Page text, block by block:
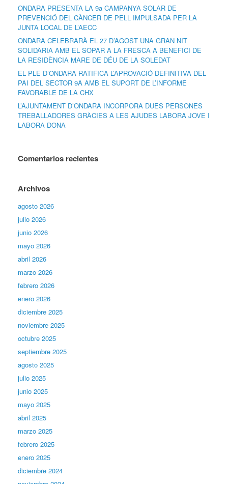
ONDARA PRESENTA LA 9a CAMPANYA SOLAR DE
PREVENCIÓ DEL CÀNCER DE PELL IMPULSADA PER LA
JUNTA LOCAL DE L’AECC
ONDARA CELEBRARÀ EL 27 D’AGOST UNA GRAN NIT
SOLIDÀRIA AMB EL SOPAR A LA FRESCA A BENEFICI DE
LA RESIDÈNCIA MARE DE DÉU DE LA SOLEDAT
EL PLE D’ONDARA RATIFICA L’APROVACIÓ DEFINITIVA DEL
PAI DEL SECTOR 9A AMB EL SUPORT DE L’INFORME
FAVORABLE DE LA CHX
L’AJUNTAMENT D’ONDARA INCORPORA DUES PERSONES
TREBALLADORES GRÀCIES A LES AJUDES LABORA JOVE I
LABORA DONA
Comentarios recientes
Archivos
agosto 2026
julio 2026
junio 2026
mayo 2026
abril 2026
marzo 2026
febrero 2026
enero 2026
diciembre 2025
noviembre 2025
octubre 2025
septiembre 2025
agosto 2025
julio 2025
junio 2025
mayo 2025
abril 2025
marzo 2025
febrero 2025
enero 2025
diciembre 2024